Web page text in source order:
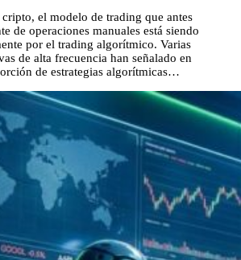
cripto, el modelo de trading que antes
de operaciones manuales está siendo
por el trading algorítmico. Varias
de alta frecuencia han señalado en
de estrategias algorítmicas…